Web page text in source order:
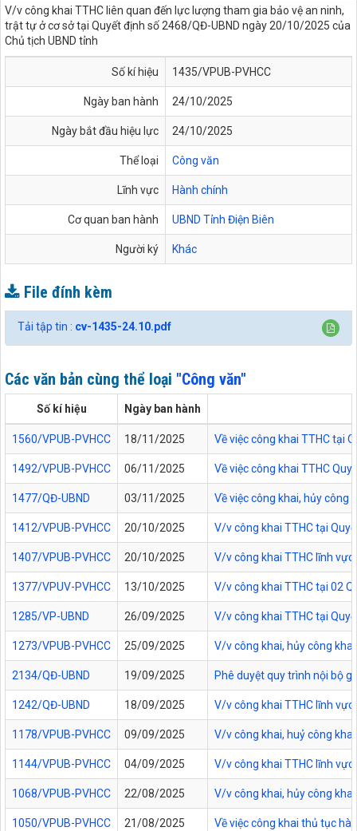
V/v công khai TTHC liên quan đến lực lượng tham gia bảo vệ an ninh,
trật tự ở cơ sở tại Quyết định số 2468/QĐ-UBND ngày 20/10/2025 của
Chủ tịch UBND tỉnh
Số kí hiệu 1435/VPUB-PVHCC
Ngày ban hành 24/10/2025
Ngày bắt đầu hiệu lực 24/10/2025
Thể loại Công văn
Lĩnh vực Hành chính
Cơ quan ban hành UBND Tỉnh Điện Biên
Người ký Khác
File đính kèm
Tải tập tin : cv-1435-24.10.pdf
Các văn bản cùng thể loại "Công văn"
Số kí hiệu Ngày ban hành
1560/VPUB-PVHCC 18/11/2025 Về việc công khai TTHC tại
1492/VPUB-PVHCC 06/11/2025 Về việc công khai TTHC
1477/QĐ-UBND 03/11/2025 Về việc công khai, hủy công
1412/VPUB-PVHCC 20/10/2025 V/v công khai TTHC tại
1407/VPUB-PVHCC 20/10/2025 V/v công khai TTHC lĩnh
1377/VPUV-PVHCC 13/10/2025 V/v công khai TTHC tại 02
1285/VP-UBND 26/09/2025 V/v công khai TTHC tại
1273/VPUB-PVHCC 25/09/2025 V/v công khai, hủy công
2134/QĐ-UBND 19/09/2025 Phê duyệt quy trình nội bộ
1242/QĐ-UBND 18/09/2025 V/v công khai TTHC lĩnh
1178/VPUB-PVHCC 09/09/2025 V/v công khai, huỷ công
1144/VPUB-PVHCC 04/09/2025 V/v công khai TTHC lĩnh
1068/VPUB-PVHCC 22/08/2025 V/v công khai, hủy công
1050/VPUB-PVHCC 21/08/2025 Về việc công khai thủ tục